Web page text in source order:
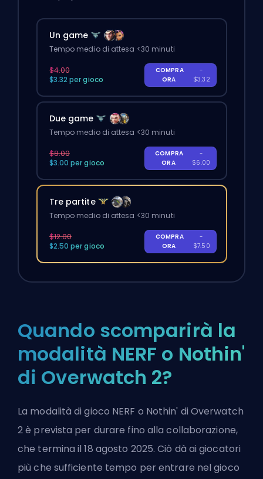
Un game
Tempo medio di attesa <30 minuti
$4.00
$3.32 per gioco
COMPRA
ORA
-
$3.32
Due game
Tempo medio di attesa <30 minuti
$8.00
$3.00 per gioco
COMPRA
ORA
-
$6.00
Tre partite
Tempo medio di attesa <30 minuti
$12.00
$2.50 per gioco
COMPRA
ORA
-
$7.50
Quando scomparirà la
modalità NERF o Nothin'
di Overwatch 2?
La modalità di gioco NERF o Nothin' di Overwatch
2 è prevista per durare fino alla collaborazione,
che termina il 18 agosto 2025. Ciò dà ai giocatori
più che sufficiente tempo per entrare nel gioco